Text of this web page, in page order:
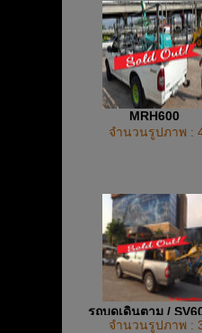
MRH600
จำนวนรูปภาพ :
รถบดเดินตาม /
จำนวนรูปภาพ :